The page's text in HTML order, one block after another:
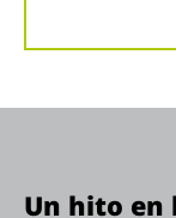
Un hito en